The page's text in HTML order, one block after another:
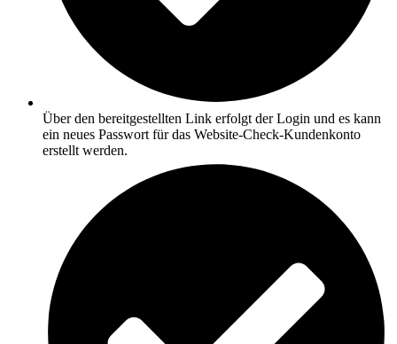
Über den bereitgestellten Link erfolgt der Login und es kann
ein neues Passwort für das Website-Check-Kundenkonto
erstellt werden.